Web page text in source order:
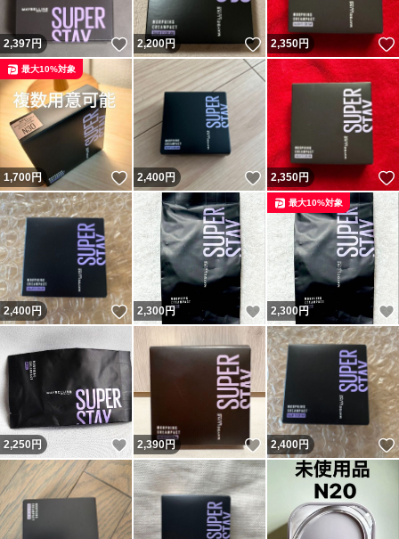
2,397円 いいね！
2,200円 いいね！
2,350円
1,700円 いいね！
最大10%対象
2,400円 いいね！
2,350円
2,400円 いいね！
2,300円 いいね！
2,300円
最大10%対象
2,250円 いいね！
2,390円 いいね！
2,400円